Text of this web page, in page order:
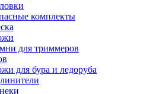
комплекты
для триммеров
для бура и ледоруба